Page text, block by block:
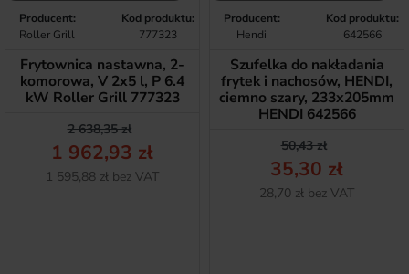
Producent:
Roller Grill
Kod produktu:
777323
Frytownica nastawna, 2-
komorowa, V 2x5 l, P 6.4
kW Roller Grill 777323
Cena podstawowa
2 638,35 zł
Cena
1 962,93 zł
Netto
1 595,88 zł bez VAT
Producent:
Hendi
Kod produktu:
642566
Szufelka do nakładania
frytek i nachosów, HENDI,
ciemno szary, 233x205mm
HENDI 642566
Cena
50,43 zł
Cena
35,30 zł
Netto
28,70 zł bez VAT